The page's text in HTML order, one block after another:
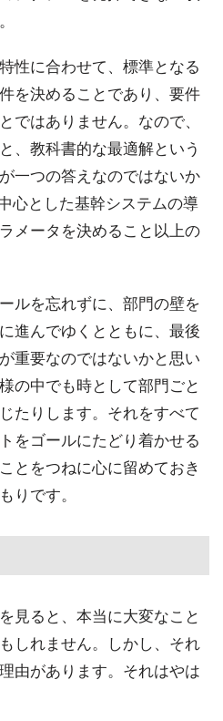
性に合わせて、標準となる
を決めることであり、要件
ではありません。なので、
、教科書的な最適解という
一つの答えなのではないか
心とした基幹システムの導
メータを決めること以上の
ルを忘れずに、部門の壁を
進んでゆくとともに、最後
重要なのではないかと思い
の中でも時として部門ごと
たりします。それをすべて
をゴールにたどり着かせる
とをつねに心に留めておき
りです。
見ると、本当に大変なこと
しれません。しかし、それ
由があります。それはやは